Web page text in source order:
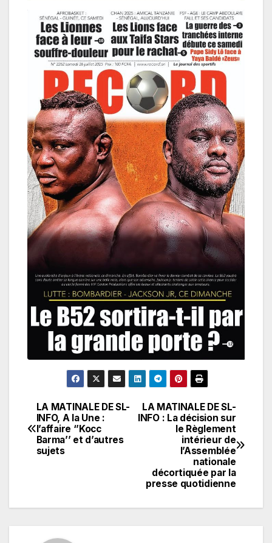
Navigation
de
l’article
LA MATINALE DE SL-
INFO : La décision sur
le Règlement
intérieur de
l’Assemblée
nationale
décortiquée par la
presse quotidienne
LA MATINALE DE SL-
INFO, A la Une :
l’affaire ‘’Kocc
Barma’’ et d’autres
sujets